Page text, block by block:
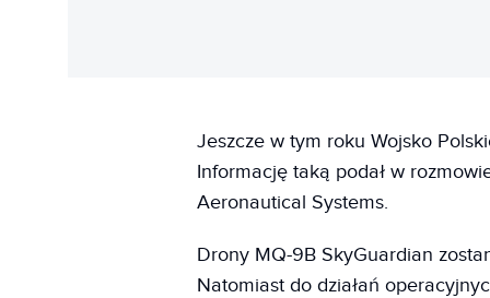
Jeszcze w tym roku Wojsko
Informację taką podał w
Aeronautical Systems.
Drony MQ-9B SkyGuardian
Natomiast do działań